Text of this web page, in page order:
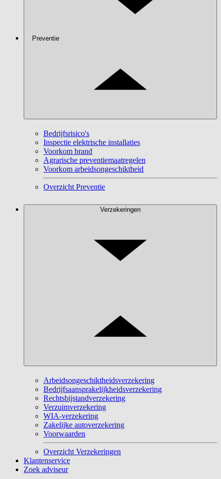
Preventie
Bedrijfsrisico's
Inspectie elektrische installaties
Voorkom brand
Agrarische preventiemaatregelen
Voorkom arbeidsongeschiktheid
Overzicht Preventie
Verzekeringen
Arbeidsongeschiktheidsverzekering
Bedrijfsaansprakelijkheidsverzekering
Rechtsbijstandverzekering
Verzuimverzekering
WIA-verzekering
Zakelijke autoverzekering
Voorwaarden
Overzicht Verzekeringen
Klantenservice
Zoek adviseur